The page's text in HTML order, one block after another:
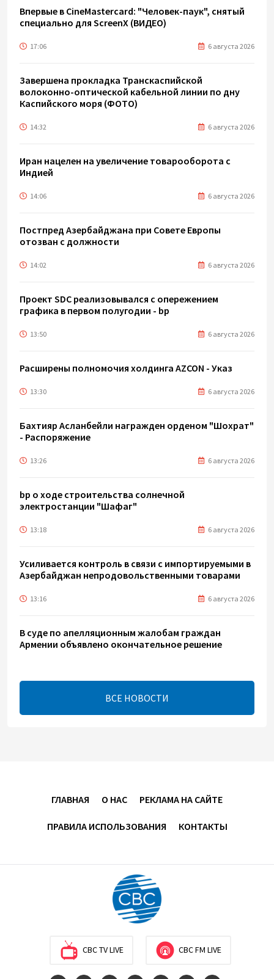
Впервые в CineMastercard: "Человек-паук", снятый
специально для ScreenX (ВИДЕО)
17:06 6 августа 2026
Завершена прокладка Транскаспийской
волоконно-оптической кабельной линии по дну
Каспийского моря (ФОТО)
14:32 6 августа 2026
Иран нацелен на увеличение товарооборота с
Индией
14:06 6 августа 2026
Постпред Азербайджана при Совете Европы
отозван с должности
14:02 6 августа 2026
Проект SDC реализовывался с опережением
графика в первом полугодии - bp
13:50 6 августа 2026
Расширены полномочия холдинга AZCON - Указ
13:30 6 августа 2026
Бахтияр Асланбейли награжден орденом "Шохрат"
- Распоряжение
13:26 6 августа 2026
bp о ходе строительства солнечной
электростанции "Шафаг"
13:18 6 августа 2026
Усиливается контроль в связи с импортируемыми в
Азербайджан непродовольственными товарами
13:16 6 августа 2026
В суде по апелляционным жалобам граждан
Армении объявлено окончательное решение
Цены на азербайджанскую нефть изменились
разнонаправленно
6 августа 2026
Казахстан расширит меры поддержки
отечественных производителей и продвижения
5 августа 2026
ВСЕ НОВОСТИ
ГЛАВНАЯ О НАС РЕКЛАМА НА САЙТЕ
ПРАВИЛА ИСПОЛЬЗОВАНИЯ КОНТАКТЫ
CBC TV LIVE CBC FM LIVE